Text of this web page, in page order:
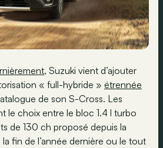
, Suzuki vient d’ajouter
« full-hybride » étrennée
de son S-Cross. Les
le choix entre le bloc 1.4 l turbo
de 130 ch proposé depuis la
la fin de l’année dernière ou le tout